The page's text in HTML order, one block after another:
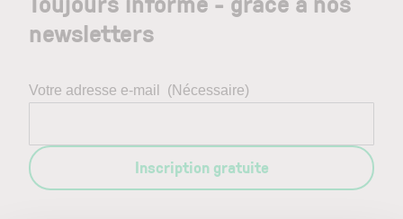
newsletters
Votre adresse e-mail (Nécessaire)
Inscription gratuite